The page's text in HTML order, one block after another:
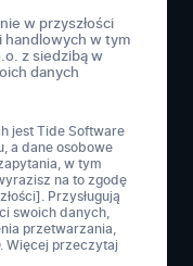
w przyszłości
handlowych w tym
z siedzibą w
danych
jest Tide Software
a dane osobowe
w tym
na to zgodę
Przysługują
swoich danych,
przetwarzania,
Więcej przeczytaj